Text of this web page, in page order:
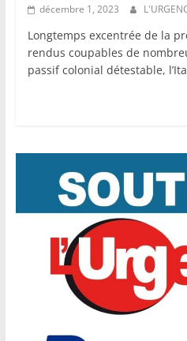
décembre 1, 2023
Longtemps excentrée de la
rendus coupables de
passif colonial détestable,